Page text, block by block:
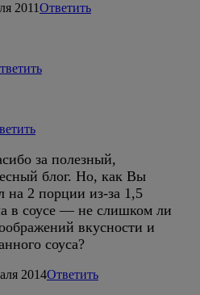
2011Ответить
за полезный,
блог. Но, как Вы
на 2 порции из-за 1,5
в соусе — не слишком ли
вкусности и
соуса?
2014Ответить